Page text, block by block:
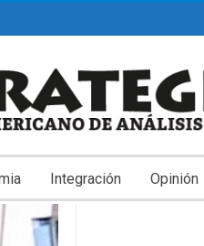
Integración Opinión